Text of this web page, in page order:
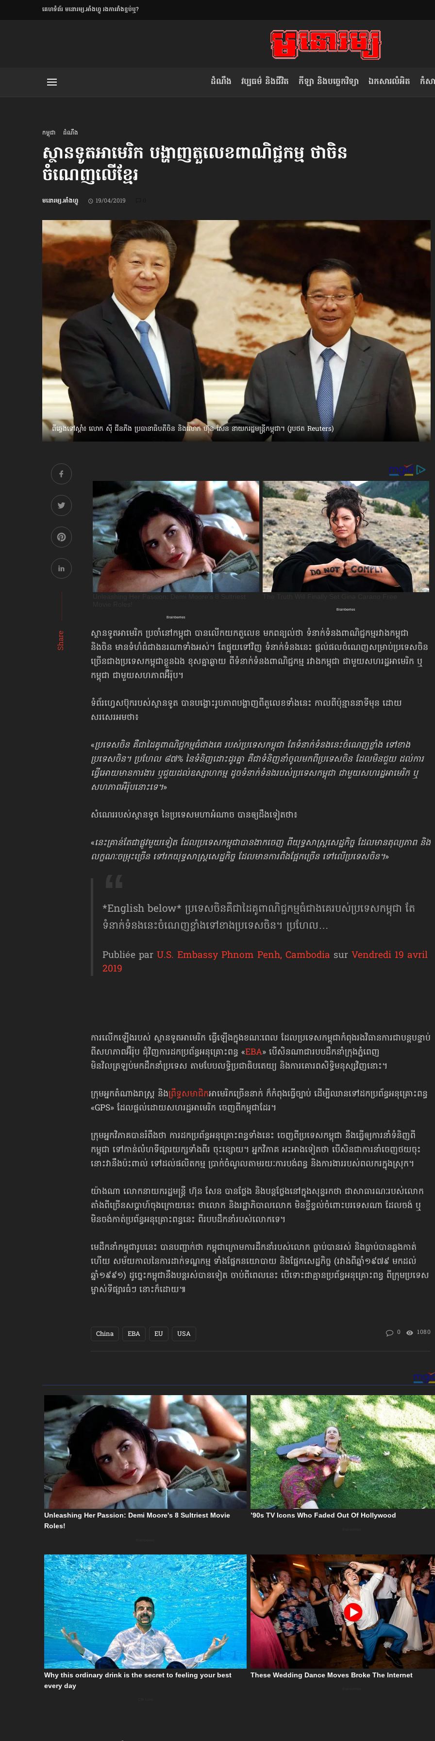
​គេហទំព័រ មនោរម្យ.អាំងហ្វូ រងការរាំងខ្ទប់ឬ?
ដំណឹង វប្បធម៌ និងជីវិត កីឡា និងបច្ចេកវិទ្យា ឯកសារលំអិត កំសា
កម្ពុជា ដំណឹង
ស្ថានទូត​អាមេរិក បង្ហាញតួលេខពាណិជ្ជកម្ម ថាចិន
ចំណេញលើខ្មែរ
មនោរម្យ.អាំងហ្វូ 19/04/2019
ពីឆ្វេងទៅស្ដាំ៖ លោក ស៊ី ជីនភីង ប្រធានាធិបតីចិន និងលោក ហ៊ុន សែន នាយករដ្ឋមន្ត្រីកម្ពុជា។ (រូបថត Reuters)
Share
ស្ថានទូត​អាមេរិក ប្រចាំនៅកម្ពុជា បានលើកយកតួលេខ មកពន្យល់ថា ទំនាក់ទំនងពាណិជ្ជកម្មរវាងកម្ពុជា
និងចិន មានទំហំធំជាងនរណាទាំងអស់។ តែផ្ទុយទៅវិញ ទំនាក់ទំនងនេះ ផ្ដល់ផលចំណេញសម្រាប់ប្រទេសចិន
ច្រើនជាងប្រទេសកម្ពុជាខ្លួនឯង ខុសគ្នាឆ្ងាយ ពីទំនាក់ទំនងពាណិជ្ជកម្ម រវាងកម្ពុជា ជាមួយសហរដ្ឋអាមេរិក ឬ
កម្ពុជា ជាមួយ​សហភាពអ៊ឺរ៉ុប។
ទំព័រហ្វេសប៊ុករបស់ស្ថានទូត បានបង្ហោះរូបភាពបង្ហាញពីតួលេខទាំងនេះ កាលពីប៉ុន្មាននាទីមុន ដោយ
សរសេរអមថា៖
«ប្រទេសចិន គឺជាដៃគូពាណិជ្ជកម្មធំជាងគេ របស់ប្រទេសកម្ពុជា តែទំនាក់ទំនងនេះចំណេញខ្លាំង ទៅខាង
ប្រទេសចិន។ ប្រហែល ៨៧% នៃទំនិញដោះដូរគ្នា គឺជាទំនិញនាំចូលមកពីប្រទេសចិន ដែលមិនជួយ ដល់ការ
ធ្វើអោយមានការងារ ឬជួយដល់ឧស្សាហកម្ម ដូចទំនាក់ទំនងរបស់ប្រទេសកម្ពុជា ជាមួយសហរដ្ឋអាមេរិក ឬ
សហភាពអឺរ៉ុបនោះទេ។»
សំណេររបស់ស្ថានទូត នៃប្រទេសមហាអំណាច បានឲ្យដឹងទៀតថា៖
«នេះគ្រាន់តែជាផ្លូវមួយទៀត ដែលប្រទេសកម្ពុជាបានងាកចេញ ពីយុទ្ធសាស្រ្តសេដ្ឋកិច្ច ដែលមានតុល្យភាព និង
លក្ខណៈចម្រុះច្រើន ទៅរកយុទ្ធសាស្រ្តសេដ្ឋកិច្ច ដែលមានការពឹងផ្អែកច្រើន ទៅលើប្រទេសចិន។»
*English below* ប្រទេសចិនគឺជាដៃគូពាណិជ្ជកម្មធំជាងគេរបស់ប្រទេសកម្ពុជា តែ
ទំនាក់ទំនងនេះចំណេញខ្លាំងទៅខាងប្រទេសចិន។ ប្រហែល…
Publiée parU.S. Embassy Phnom Penh, Cambodia surVendredi 19 avril
2019
ការលើកឡើងរបស់ ស្ថានទូត​អាមេរិក ធ្វើឡើងក្នុងខណៈពេល ដែលប្រទេសកម្ពុជាកំពុងរងវិធានការជាបន្តបន្ទាប់
ពីសហភាពអ៊ឺរ៉ុប ជុំវិញការដកប្រព័ន្ធអនុគ្រោះពន្ធ «EBA» បើសិនណាជារបបដឹកនាំក្រុងភ្នំពេញ
មិនវិលត្រឡប់មកដឹកនាំប្រទេស តាមបែបលទ្ធិប្រជាធិបតេយ្យ និងការគោរពសិទ្ធិមនុស្សវិញនោះ។
ក្រុមអ្នកតំណាងរាស្ត្រ និងព្រឹទ្ធសមាជិកអាមេរិកច្រើននាក់ ក៏កំពុងធ្វើច្បាប់ ដើម្បីឈានទៅដកប្រព័ន្ធអនុគ្រោះពន្ធ
«GPS» ដែលផ្ដល់ដោយសហរដ្ឋអាមេរិក ចេញពីកម្ពុជាដែរ។
ក្រុមអ្នកវិភាគបានរំពឹងថា ការដកប្រព័ន្ធអនុគ្រោះពន្ធទាំងនេះ ចេញពីប្រទេសកម្ពុជា នឹងធ្វើឲ្យការនាំទំនិញពី
កម្ពុជា ទៅកាន់លំហទីផ្សារយក្សទាំងពីរ ចុះខ្សោយ។ អ្នកវិភាគ អះអាងទៀតថា បើសិនជាការនាំចេញថយចុះ
នោះវានឹងប៉ះពាល់ ទៅដល់ផលិតកម្ម ប្រាក់ចំណូល​តាមរយៈការបង់ពន្ធ និងការងាររបស់ពលករក្នុងស្រុក។
យ៉ាងណា លោកនាយករដ្ឋមន្ត្រី ហ៊ុន សែន បានថ្លែង និងបន្តថ្លែងនៅក្នុងសុន្ទរកថា ជាសាធារណៈរបស់លោក
តាំងពីច្រើនសប្ដាហ៍ចុងក្រោយនេះ ថាលោក និងរដ្ឋាភិបាលលោក មិនខ្ចីខ្វល់ចំពោះបរទេសណា ដែលចង់ ឬ
មិនចង់កាត់ប្រព័ន្ធអនុគ្រោះពន្ធនេះ ពីរបបដឹកនាំរបស់លោកទេ។
មេដឹកនាំកម្ពុជារូបនេះ បានបញ្ជាក់ថា កម្ពុជាក្រោមការដឹកនាំរបស់លោក ធ្លាប់បានរស់ និងធ្លាប់បានឆ្លងកាត់
ហើយ សម័យកាលនៃការដាក់ទណ្ឌកម្ម ទាំងផ្នែកនយោបាយ និងផ្នែកសេដ្ឋកិច្ច (រវាងពីឆ្នាំ១៩៧៩ មកដល់
ឆ្នាំ១៩៩១) ដូច្នេះកម្ពុជានឹងបន្តរស់បានទៀត ចាប់ពីពេលនេះ បើទោះជាគ្មានប្រព័ន្ធអនុគ្រោះពន្ធ ពីក្រុមប្រទេស
ម្ចាស់ទីផ្សារធំៗ នោះក៏ដោយ៕
China EBA EU USA 0 1080
ត៖ «កាមតណ្ហា​
វៀតណាម ក្នុង​ការប្តូរ​មេដឹកនាំ របស់​
ខ្លួន
ខឹម វាសនា ថា«ស្រី
ប្រពៃណី​«ដេញប្រុស»
អឹមបាពេ ប្រកាសជាផ្លូវការ
ចាកចេញពីក្រុម ប៉ារីស
មិនលាឈប់